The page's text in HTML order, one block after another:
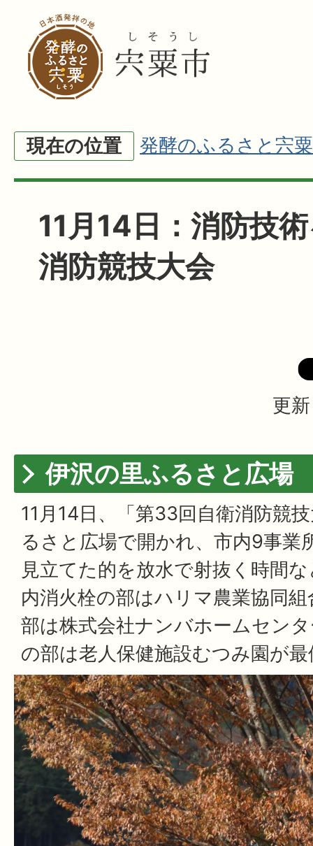
現在の位置 発酵のふるさと宍粟
11月14日：消防技
消防競技大会
更
伊沢の里ふるさと広場
11月14日、「第33回自衛消防競
るさと広場で開かれ、市内9事業
見立てた的を放水で射抜く時間
内消火栓の部はハリマ農業協同
部は株式会社ナンバホームセン
の部は老人保健施設むつみ園が